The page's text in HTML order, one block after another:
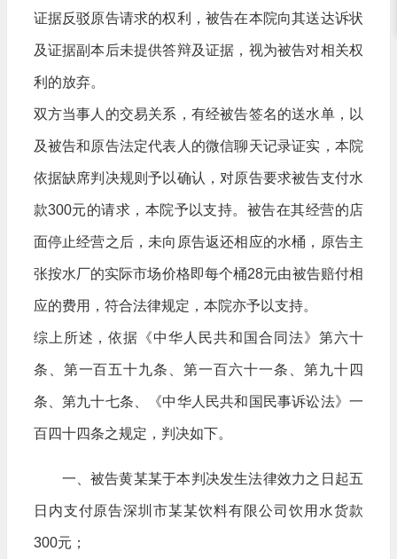
证据反驳原告请求的权利，被告在本院向其送达诉状
及证据副本后未提供答辩及证据，视为被告对相关权
利的放弃。
双方当事人的交易关系，有经被告签名的送水单，以
及被告和原告法定代表人的微信聊天记录证实，本院
依据缺席判决规则予以确认，对原告要求被告支付水
款300元的请求，本院予以支持。被告在其经营的店
面停止经营之后，未向原告返还相应的水桶，原告主
张按水厂的实际市场价格即每个桶28元由被告赔付相
应的费用，符合法律规定，本院亦予以支持。
综上所述，依据《中华人民共和国合同法》第六十
条、第一百五十九条、第一百六十一条、第九十四
条、第九十七条、《中华人民共和国民事诉讼法》一
百四十四条之规定，判决如下。
一、被告黄某某于本判决发生法律效力之日起五
日内支付原告深圳市某某饮料有限公司饮用水货款
300元；